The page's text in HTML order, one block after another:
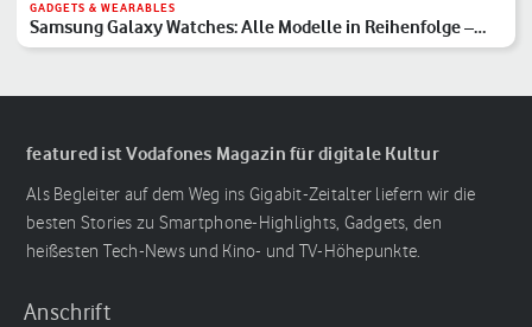
GADGETS & WEARABLES
Samsung Galaxy Watches: Alle Modelle in Reihenfolge –
Hauptserie, Classic & Ultra
featured ist Vodafones Magazin für digitale Kultur
Als Begleiter auf dem Weg ins Gigabit-Zeitalter liefern wir die
besten Stories zu Smartphone-Highlights, Gadgets, den
heißesten Tech-News und Kino- und TV-Höhepunkte.
Anschrift